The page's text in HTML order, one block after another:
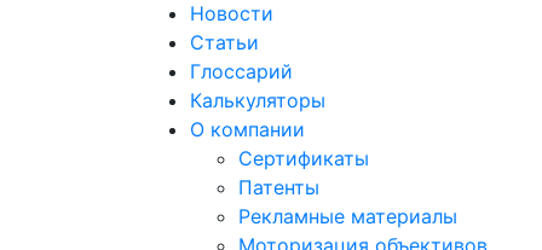
Новости
Статьи
Глоссарий
Калькуляторы
О компании
Сертификаты
Патенты
Рекламные материалы
Моторизация объективов